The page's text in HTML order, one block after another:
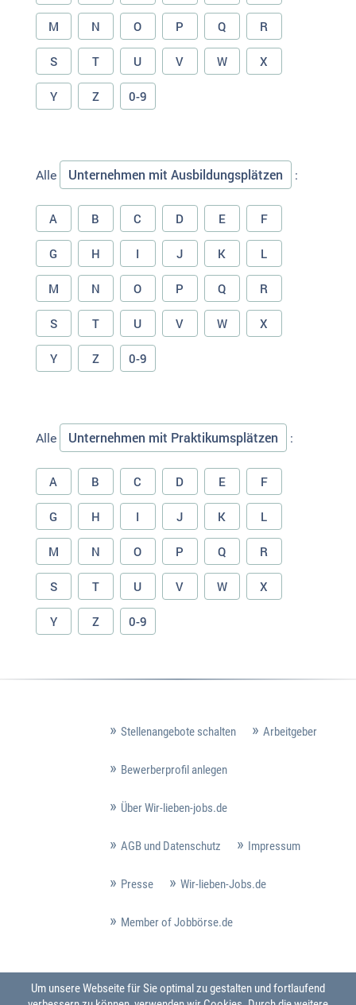
M N O P Q R
S T U V W X
Y Z 0-9
Alle Unternehmen mit Ausbildungsplätzen :
A B C D E F
G H I J K L
M N O P Q R
S T U V W X
Y Z 0-9
Alle Unternehmen mit Praktikumsplätzen :
A B C D E F
G H I J K L
M N O P Q R
S T U V W X
Y Z 0-9
Stellenangebote schalten Arbeitgeber
Bewerberprofil anlegen
Über Wir-lieben-jobs.de
AGB und Datenschutz Impressum
Presse Wir-lieben-Jobs.de
Member of Jobbörse.de
Um unsere Webseite für Sie optimal zu gestalten und fortlaufend